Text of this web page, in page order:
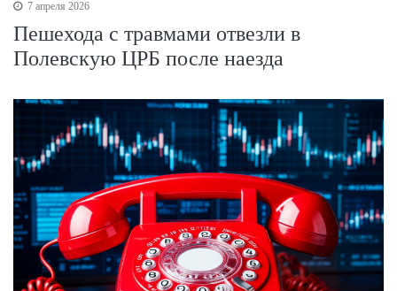
7 апреля 2026
Пешехода с травмами отвезли в
Полевскую ЦРБ после наезда